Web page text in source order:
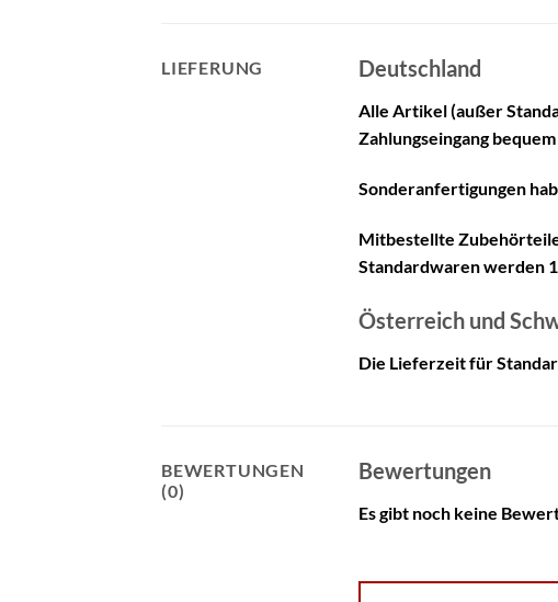
LIEFERUNG Deutschland
Alle Artikel (außer
Zahlungseingang
Sonderanfertigungen
Mitbestellte
Standardwaren werden
Österreich und
Die Lieferzeit für
BEWERTUNGEN
(0)
Bewertungen
Es gibt noch keine